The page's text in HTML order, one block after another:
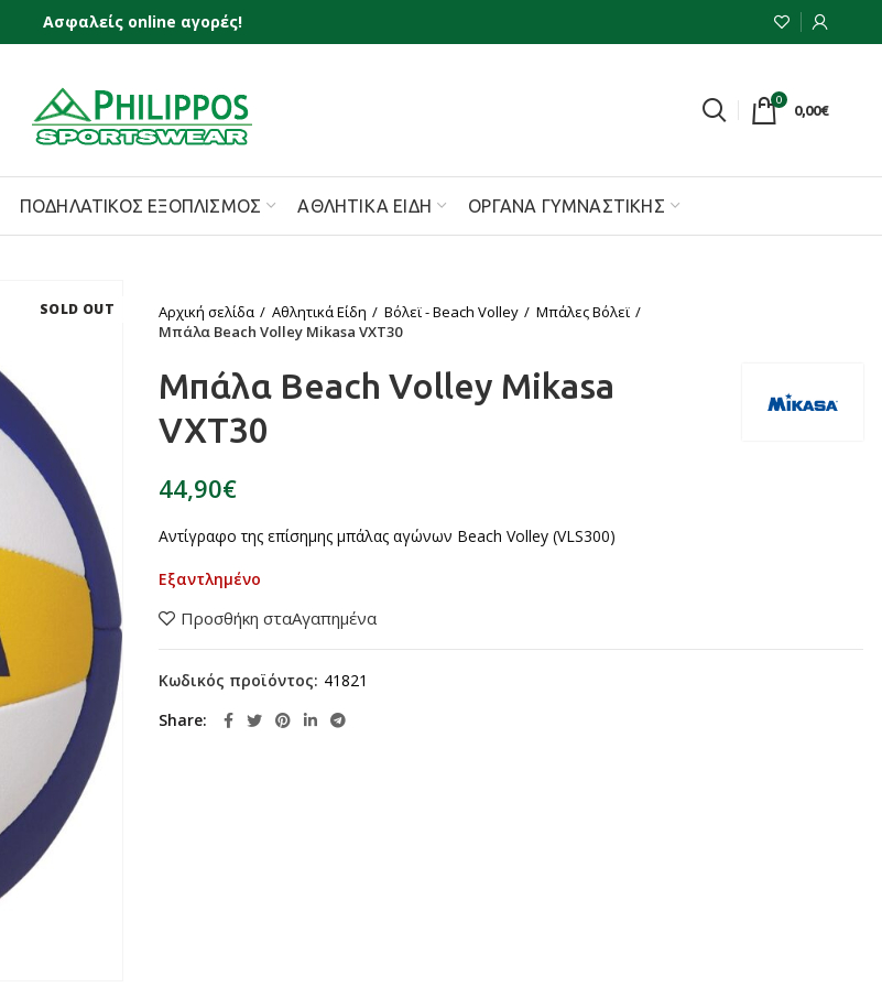
Ασφαλείς online αγορές!
0
0,00€
ΠΟΔΗΛΑΤΙΚΌΣ ΕΞΟΠΛΙΣΜΌΣ ΑΘΛΗΤΙΚΆ ΕΊΔΗ ΌΡΓΑΝΑ ΓΥΜΝΑΣΤΙΚΉΣ
SOLD OUT Αρχική σελίδα Αθλητικά Είδη Βόλεϊ - Beach Volley
Μπάλες Βόλεϊ
Μπάλα Beach Volley Mikasa VXT30
Μπάλα Beach Volley Mikasa
VXT30
€
Αντίγραφο της επίσημης μπάλας αγώνων Beach Volley (VLS300)
Εξαντλημένο
Προσθήκη σταΑγαπημένα
Κωδικός προϊόντος: 41821
Share